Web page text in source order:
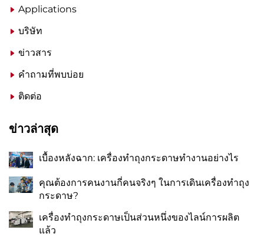
Applications
บริษัท
ข่าวสาร
คำถามที่พบบ่อย
ติดต่อ
ข่าวล่าสุด
เบื้องหลังฉาก: เครื่องทำถุงกระดาษทำงานอย่างไร
คุณต้องการคนงานกี่คนจริงๆ ในการเดินเครื่องทำถุง
กระดาษ?
เครื่องทำถุงกระดาษเป็นส่วนหนึ่งของไลน์การผลิต
แล้ว